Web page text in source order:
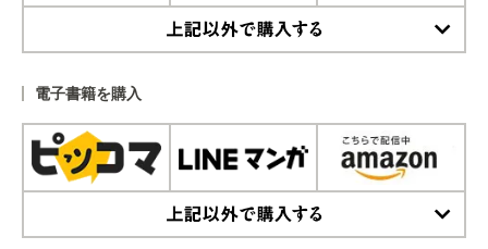
電子書籍を購入